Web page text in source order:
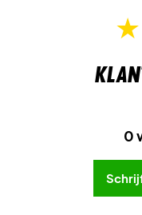
0